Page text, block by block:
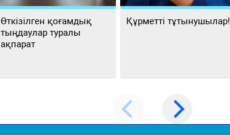
Өткізілген қоғамдық
тыңдаулар туралы
ақпарат
Құрметті тұтынушылар!